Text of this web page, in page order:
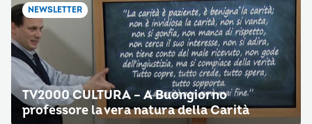
NEWSLETTER
TV2000 CULTURA – A Buongiorno
professore la vera natura della Carità